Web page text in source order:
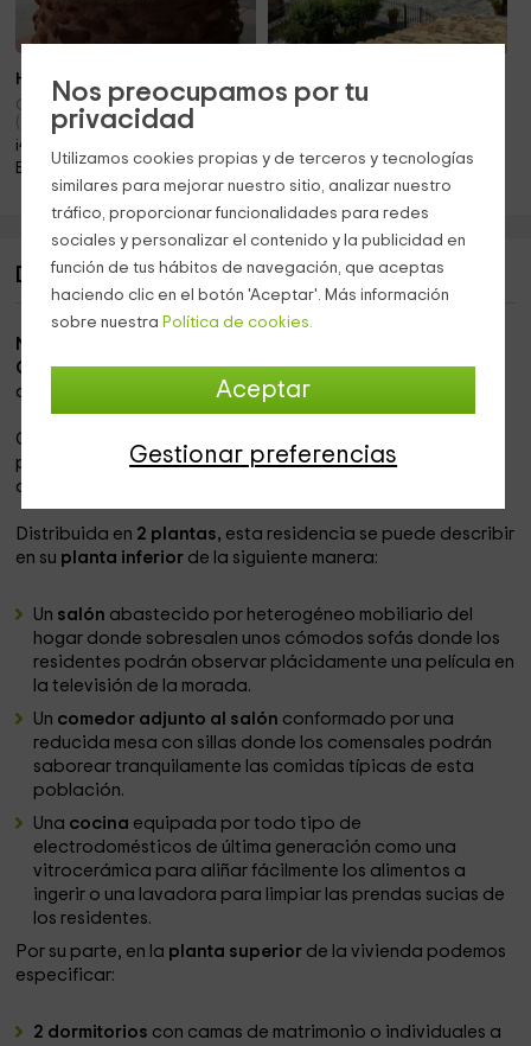
Nos preocupamos por tu
privacidad
Utilizamos cookies propias y de terceros y tecnologías
similares para mejorar nuestro sitio, analizar nuestro
tráfico, proporcionar funcionalidades para redes
sociales y personalizar el contenido y la publicidad en
función de tus hábitos de navegación, que aceptas
haciendo clic en el botón 'Aceptar'. Más información
sobre nuestra Política de cookies.
Aceptar
Gestionar preferencias
Hasta 6 pers.
Quintanilla De Onsoña
(Palencia)
¡A sólo 15.5km!
Barbacoa · Chimenea
También 5 pers.
Torices (Cantabria)
Piscina · Barbacoa · Jacuzzi
Descripción de VillaCarrion
Nuestra casa rural
Condes, un municipio correspondiente a la comunidad
autónoma de
Castilla y León.
Con una capacidad para
permanencia ideal para compartir junto a la familia o los
amigos.
Distribuida en 2 plantas, esta residencia se puede describir
en su planta inferior de la siguiente manera:
Un salón abastecido por heterogéneo mobiliario del
hogar donde sobresalen unos cómodos sofás donde los
residentes podrán observar plácidamente una película en
la televisión de la morada.
Un comedor adjunto al salón conformado por una
reducida mesa con sillas donde los comensales podrán
saborear tranquilamente las comidas típicas de esta
población.
Una cocina equipada por todo tipo de
electrodomésticos de última generación como una
vitrocerámica para aliñar fácilmente los alimentos a
ingerir o una lavadora para limpiar las prendas sucias de
los residentes.
Por su parte, en la planta superior de la vivienda podemos
especificar:
2 dormitorios con camas de matrimonio o individuales a